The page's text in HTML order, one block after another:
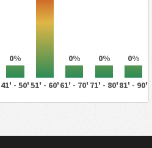
0% 0% 0% 0%
41' - 50'51' - 60'61' - 70' 71' - 80'81' - 90'